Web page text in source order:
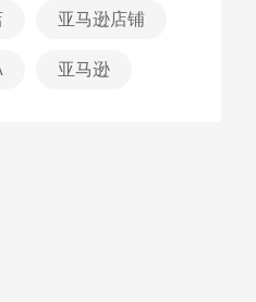
亚马逊店铺
亚马逊